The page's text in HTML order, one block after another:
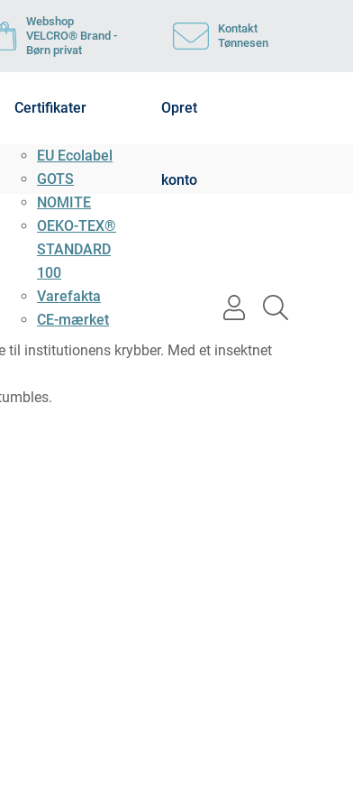
Webshop
VELCRO® Brand -
Børn privat
Kontakt
Tønnesen
Certifikater
EU Ecolabel
GOTS
NOMITE
OEKO-TEX®
STANDARD
100
Varefakta
CE-mærket
Opret
konto
user
til institutionens krybber. Med et insektnet